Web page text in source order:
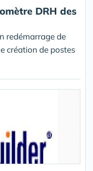
DRH des
redémarrage de
création de postes